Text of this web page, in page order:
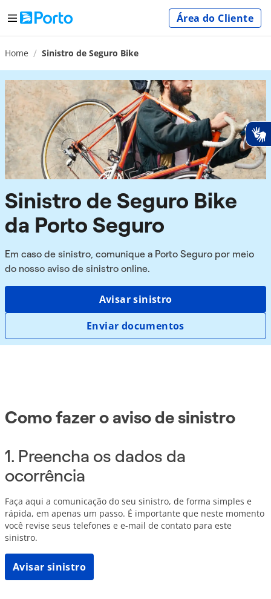
Área do Cliente
Home Sinistro de Seguro Bike
Sinistro de Seguro Bike
da Porto Seguro
Em caso de sinistro, comunique a Porto Seguro por meio
do nosso aviso de sinistro online.
Avisar sinistro
Enviar documentos
Como fazer o aviso de sinistro
1. Preencha os dados da
ocorrência
Faça aqui a comunicação do seu sinistro, de forma simples e
rápida, em apenas um passo. É importante que neste momento
você revise seus telefones e e-mail de contato para este
sinistro.
Avisar sinistro